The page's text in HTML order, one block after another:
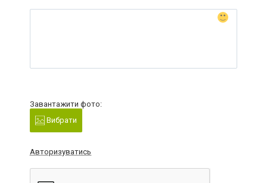
Завантажити фото:
Вибрати
Авторизуватись